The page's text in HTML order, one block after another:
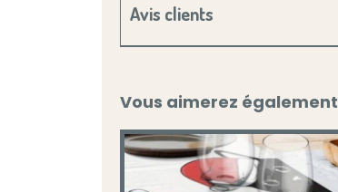
Avis clients
Vous aimerez également